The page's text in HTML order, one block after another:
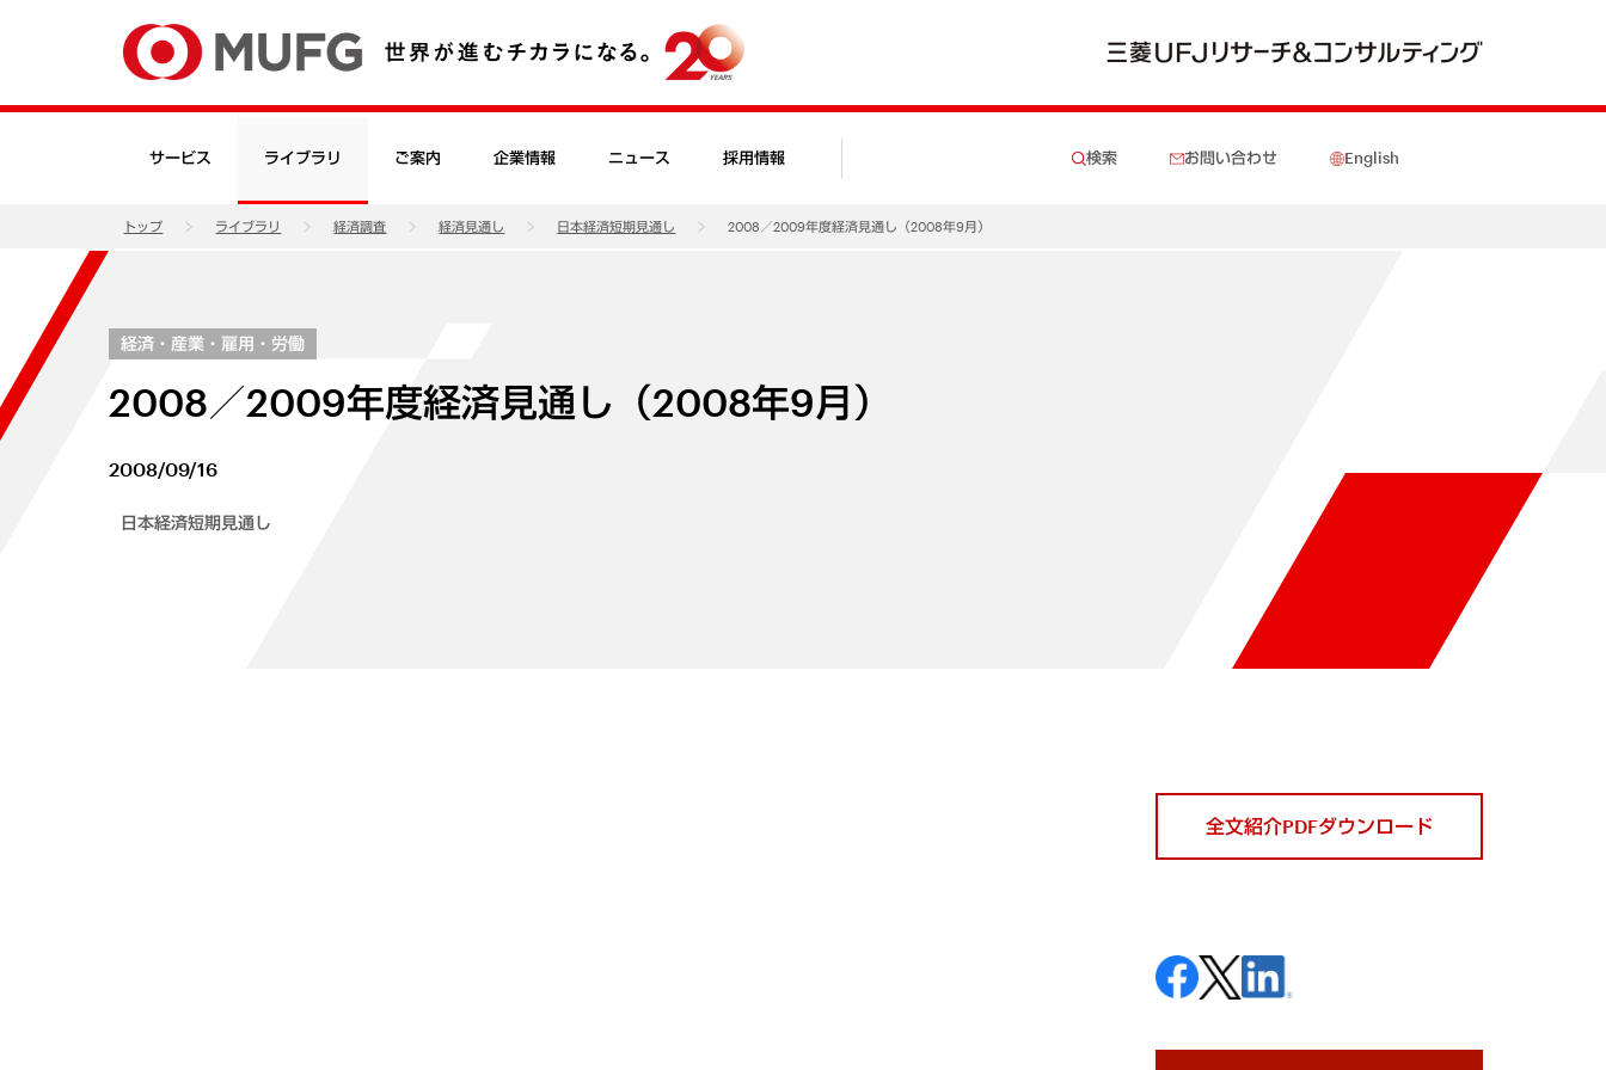
サービス ライブラリ ご案内 企業情報 ニュース 採用情報 検索 お問い合わせ English
トップ ライブラリ 経済調査 経済見通し 日本経済短期見通し 2008／2009年度経済見通し（2008年9月）
経済・産業・雇用・労働
2008／2009年度経済見通し（2008年9月）
2008/09/16
日本経済短期見通し
全文紹介PDFダウンロード